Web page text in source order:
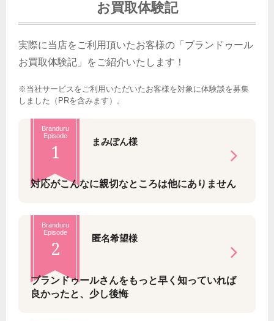
お買取体験記
実際に当店をご利用頂いたお客様の「ブランドゥール
お買取体験記」をご紹介いたします！
※当社サービスをご利用いただいたお客様を対象に体験談を募集
しました（PRを含みます）。
Branduru
Episode
1 まみぽん様
対応がこんなに親切なところは他にありません
Branduru
Episode
2 匿名希望様
ブランドゥールさんをもっと早く知っていれば
良かったと、少し後悔